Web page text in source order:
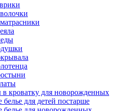
кроватку для новорожденных
белье для детей постарше